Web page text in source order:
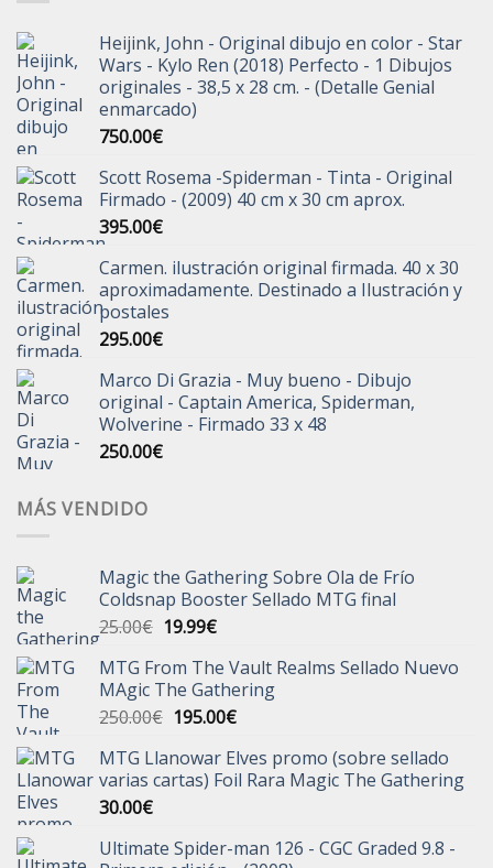
Heijink, John - Original dibujo en color - Star
Wars - Kylo Ren (2018) Perfecto - 1 Dibujos
originales - 38,5 x 28 cm. - (Detalle Genial
enmarcado)
750.00€
Scott Rosema -Spiderman - Tinta - Original
Firmado - (2009) 40 cm x 30 cm aprox.
395.00€
Carmen. ilustración original firmada. 40 x 30
aproximadamente. Destinado a Ilustración y
postales
295.00€
Marco Di Grazia - Muy bueno - Dibujo
original - Captain America, Spiderman,
Wolverine - Firmado 33 x 48
250.00€
MÁS VENDIDO
Magic the Gathering Sobre Ola de Frío
Coldsnap Booster Sellado MTG final
25.00€ El
original
era:
25.00€.
19.99€El
actual
es:
19.99€.
MTG From The Vault Realms Sellado Nuevo
MAgic The Gathering
250.00€ El
original
era:
195.00€El
actual
es:
MTG Llanowar Elves promo (sobre sellado
varias cartas) Foil Rara Magic The Gathering
30.00€
Ultimate Spider-man 126 - CGC Graded 9.8 -